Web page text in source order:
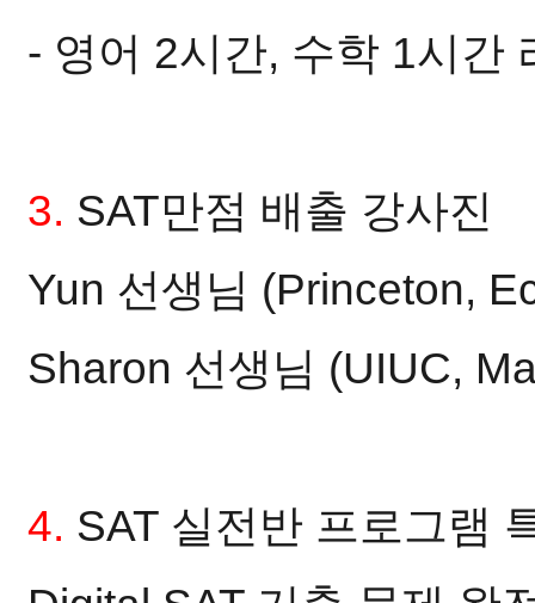
- 영어 2시간, 수학 1시간
3. SAT만점 배출 강사진
Yun 선생님 (Princeton,
Sharon 선생님 (UIUC,
4. SAT 실전반 프로그램